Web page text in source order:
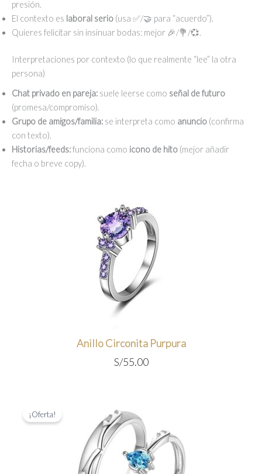
presión.
El contexto es laboral serio (usa ✅/🤝 para “acuerdo”).
Quieres felicitar sin insinuar bodas: mejor 🎉/💐/💞.
Interpretaciones por contexto (lo que realmente “lee” la otra
persona)
Chat privado en pareja: suele leerse como señal de futuro
(promesa/compromiso).
Grupo de amigos/familia: se interpreta como anuncio (confirma
con texto).
Historias/feeds:funciona como icono de hito (mejor añadir
fecha o breve copy).
Anillo Circonita Purpura
S/55.00
¡Oferta!